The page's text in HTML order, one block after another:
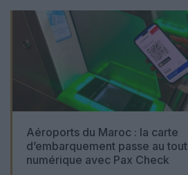
Aéroports du Maroc : la carte
d’embarquement passe au tout
numérique avec Pax Check